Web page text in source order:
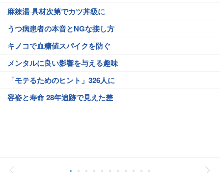
麻辣湯 具材次第でカツ丼級に
うつ病患者の本音とNGな接し方
キノコで血糖値スパイクを防ぐ
メンタルに良い影響を与える趣味
「モテるためのヒント」326人に
容姿と寿命 28年追跡で見えた差